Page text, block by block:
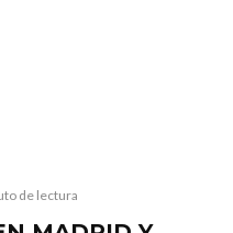
de lectura